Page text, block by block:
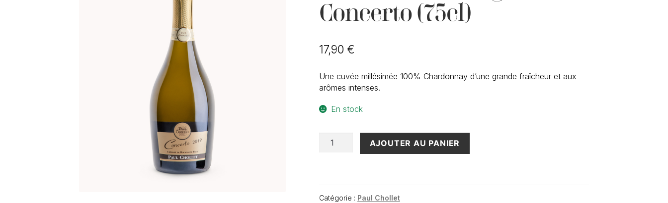
Concerto (75cl)
17,90 €
Une cuvée millésimée 100% Chardonnay d’une grande fraîcheur et aux
arômes intenses.
En stock
quantité
cuvée
AJOUTER AU PANIER
Catégorie : Paul Chollet